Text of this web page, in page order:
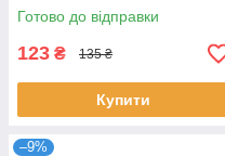
Готово до відправки
123 ₴ 135 ₴
Купити
–9%